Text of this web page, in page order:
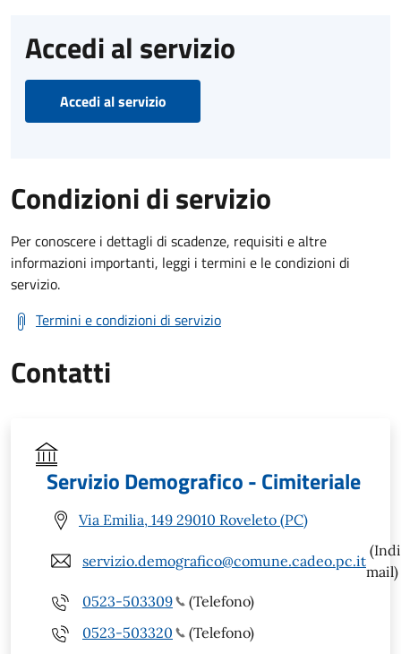
Accedi al servizio
Accedi al servizio
Condizioni di servizio
Per conoscere i dettagli di scadenze, requisiti e altre
informazioni importanti, leggi i termini e le condizioni di
servizio.
Termini e condizioni di servizio
Contatti
Servizio Demografico - Cimiteriale
Via Emilia, 149 29010 Roveleto (PC)
servizio.demografico@comune.cadeo.pc.it
mail)
0523-503309
(Telefono)
0523-503320
(Telefono)